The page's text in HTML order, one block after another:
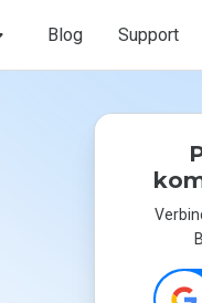
Blog Support